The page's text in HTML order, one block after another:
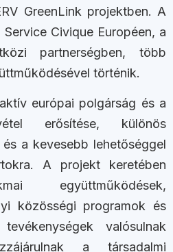
GreenLink projektben. A
Civique Européen, a
partnerségben, több
történik.
európai polgárság és a
erősítése, különös
a kevesebb lehetőséggel
A projekt keretében
együttműködések,
közösségi programok és
valósulnak
a társadalmi